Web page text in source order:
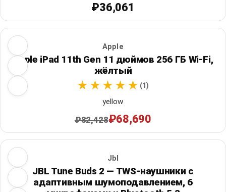
₽36,061
Apple
Apple iPad 11th Gen 11 дюймов 256 ГБ Wi‑Fi,
жёлтый
(1)
yellow
₽82,428₽68,690
Jbl
JBL Tune Buds 2 — TWS-наушники с
адаптивным шумоподавлением, 6